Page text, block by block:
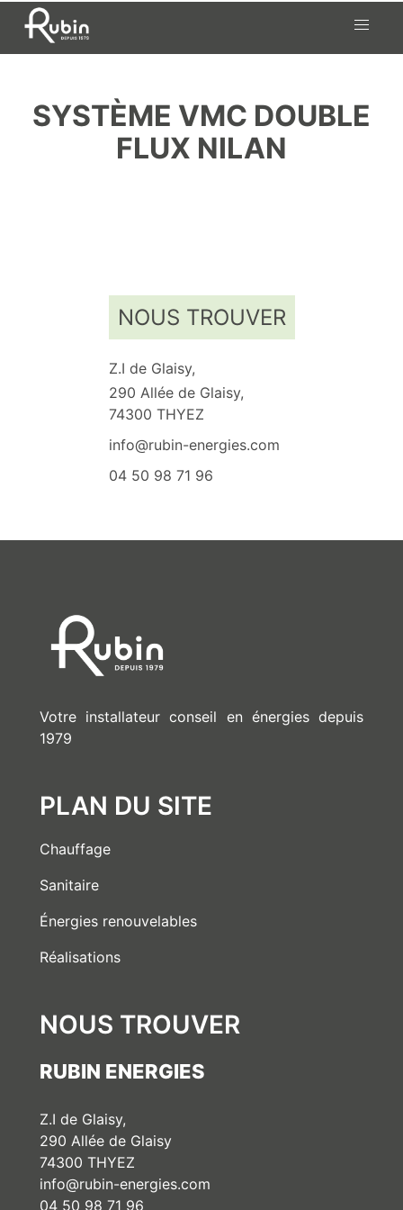
contentSYSTÈME VMC DOUBLE
FLUX NILAN
NOUS TROUVER
Z.I de Glaisy,
290 Allée de Glaisy,
74300 THYEZ
info@rubin-energies.com
04 50 98 71 96
Votre installateur conseil en énergies depuis
1979
PLAN DU SITE
Chauffage
Sanitaire
Énergies renouvelables
Réalisations
NOUS TROUVER
RUBIN ENERGIES
Z.I de Glaisy,
290 Allée de Glaisy
74300 THYEZ
info@rubin-energies.com
04 50 98 71 96